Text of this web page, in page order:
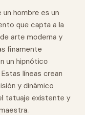
hombre es un
que capta a la
de arte moderna y
finamente
un hipnótico
líneas crean
y dinámico
tatuaje existente y
.